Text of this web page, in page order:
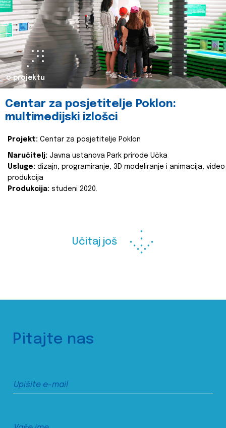
o projektu
Centar za posjetitelje Poklon:
multimedijski izlošci
Projekt: Centar za posjetitelje Poklon
Naručitelj: Javna ustanova Park prirode Učka
Usluge: dizajn, programiranje, 3D modeliranje i animacija, video
produkcija
Produkcija: studeni 2020.
Učitaj još
Pitajte nas